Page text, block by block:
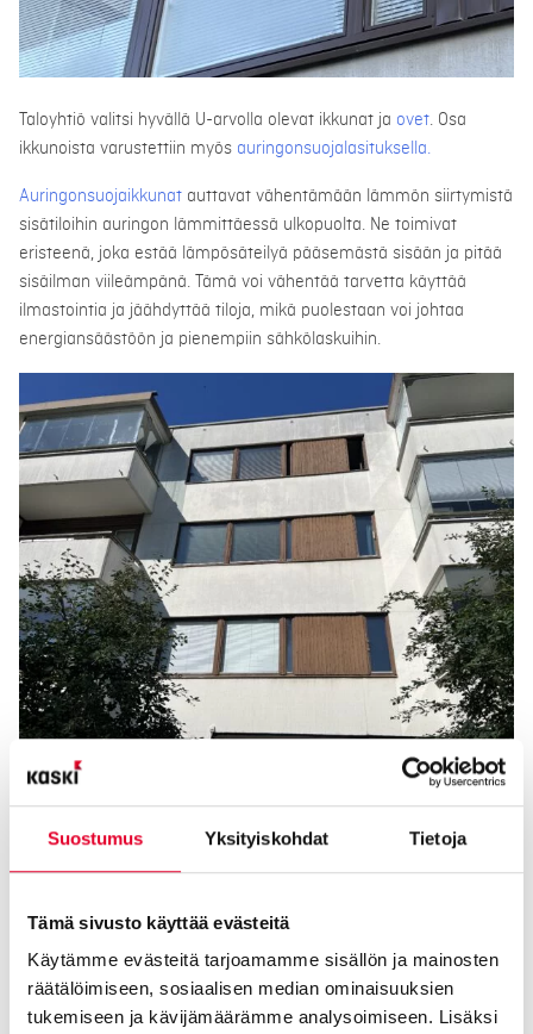
Suostumus Yksityiskohdat Tietoja
Tämä sivusto käyttää evästeitä
Käytämme evästeitä tarjoamamme sisällön ja mainosten
räätälöimiseen, sosiaalisen median ominaisuuksien
tukemiseen ja kävijämäärämme analysoimiseen. Lisäksi
Taloyhtiö valitsi hyvällä U-arvolla olevat ikkunat ja ovet. Osa
ikkunoista varustettiin myös auringonsuojalasituksella.
Auringonsuojaikkunat auttavat vähentämään lämmön siirtymistä
sisätiloihin auringon lämmittäessä ulkopuolta. Ne toimivat
eristeenä, joka estää lämpösäteilyä pääsemästä sisään ja pitää
sisäilman viileämpänä. Tämä voi vähentää tarvetta käyttää
ilmastointia ja jäähdyttää tiloja, mikä puolestaan voi johtaa
energiansäästöön ja pienempiin sähkölaskuihin.
Lue Kaskipuun vinkit energiasäästöihin taloyhtiössä.
Lue usein kysytyt kysymykset Kasken ikkunaremonteista
Kiinnostuitko taloyhtiön
ikkunaremontista?
Tutustutaloyhtiöiden